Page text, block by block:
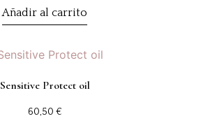
Añadir al carrito
Sensitive Protect oil
60,50 €